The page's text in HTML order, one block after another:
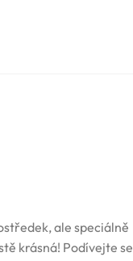
ale speciálně
krásná! Podívejte se